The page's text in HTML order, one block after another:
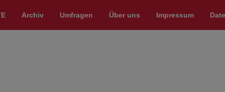
Archiv Umfragen Über uns Impressum